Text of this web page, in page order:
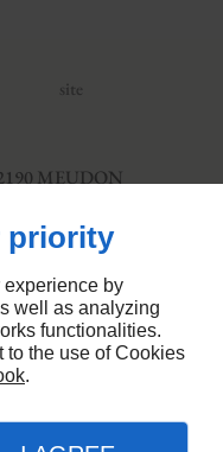
MEUDON
site
priority
by
well as analyzing
functionalities.
to the use of Cookies
.